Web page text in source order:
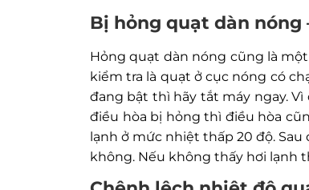
Bị hỏng quạt dàn nóng
Hỏng quạt dàn nóng cũng là
kiểm tra là quạt ở cục nóng có
đang bật thì hãy tắt máy ngay.
điều hòa bị hỏng thì điều hòa
lạnh ở mức nhiệt thấp 20 độ.
không. Nếu không thấy hơi lạnh